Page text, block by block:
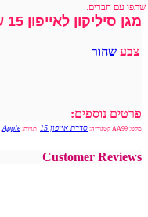
שתפו עם חברים:
מגן סיליקון לאייפון 15 עם לוגו – שחור
צבע שחור
פרטים נוספים:
מקט: AA99 קטגוריה: סדרת אייפון 15 תגיות: Apple
,
Customer Reviews